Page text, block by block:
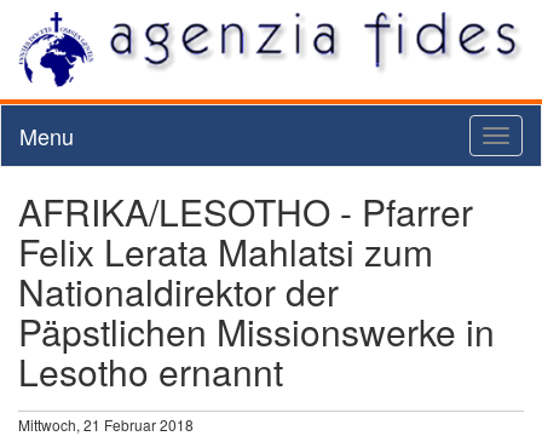
Menu
AFRIKA/LESOTHO - Pfarrer
Felix Lerata Mahlatsi zum
Nationaldirektor der
Päpstlichen Missionswerke in
Lesotho ernannt
Mittwoch, 21 Februar 2018